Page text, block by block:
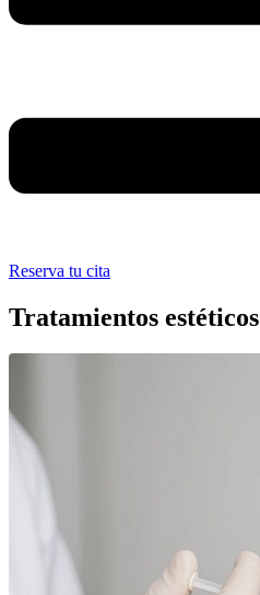
Reserva tu cita
Tratamientos estéticos